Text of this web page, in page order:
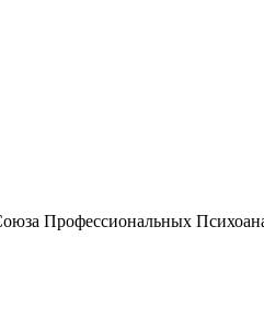
Профессиональных